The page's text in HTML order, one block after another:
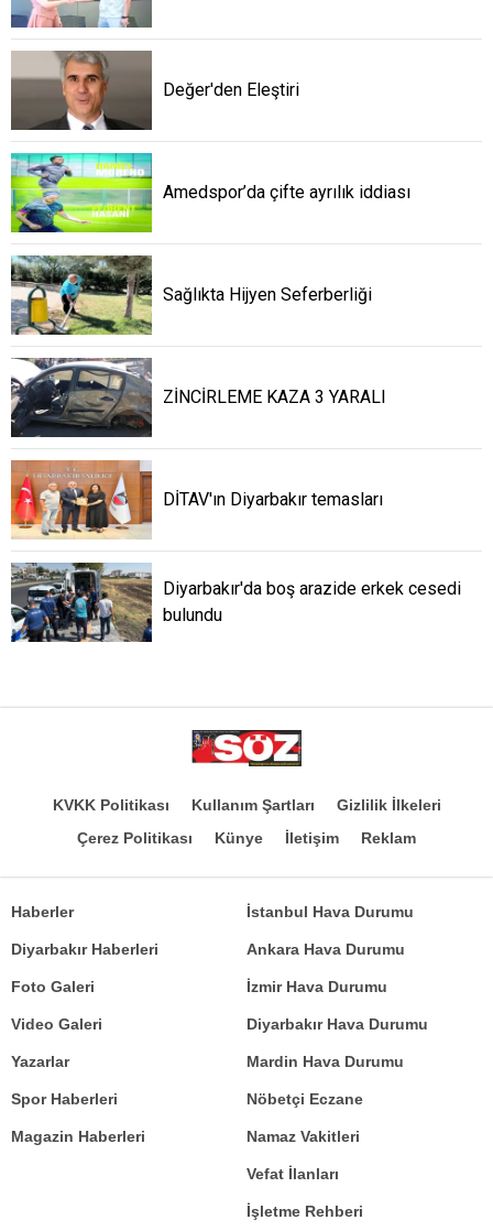
Değer'den Eleştiri
Amedspor’da çifte ayrılık iddiası
Sağlıkta Hijyen Seferberliği
ZİNCİRLEME KAZA 3 YARALI
DİTAV'ın Diyarbakır temasları
Diyarbakır'da boş arazide erkek cesedi
bulundu
KVKK Politikası Kullanım Şartları
Gizlilik İlkeleri
Çerez Politikası
Künye İletişim Reklam
Haberler
Diyarbakır Haberleri
Foto Galeri
Video Galeri
Yazarlar
İstanbul Hava Durumu
Ankara Hava Durumu
İzmir Hava Durumu
Diyarbakır Hava Durumu
Mardin Hava Durumu
Spor Haberleri
Magazin Haberleri
Nöbetçi Eczane
Namaz Vakitleri
Vefat İlanları
İşletme Rehberi